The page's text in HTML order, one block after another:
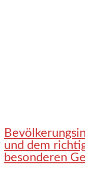
und dem
besonderen